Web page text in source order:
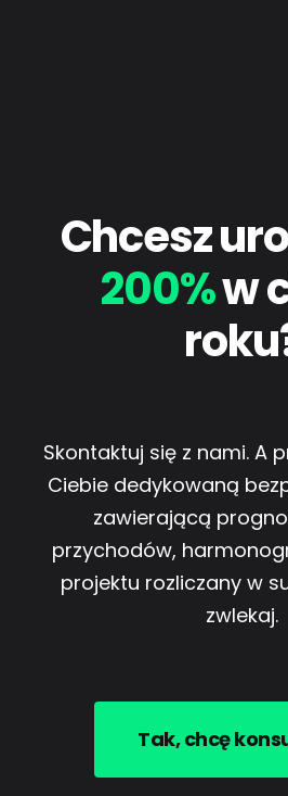
Chcesz
200%w
Skontaktuj się z nami. A
Ciebie dedykowaną
zawierającą
przychodów,
projektu rozliczany w
zwlekaj.
Tak, chcę